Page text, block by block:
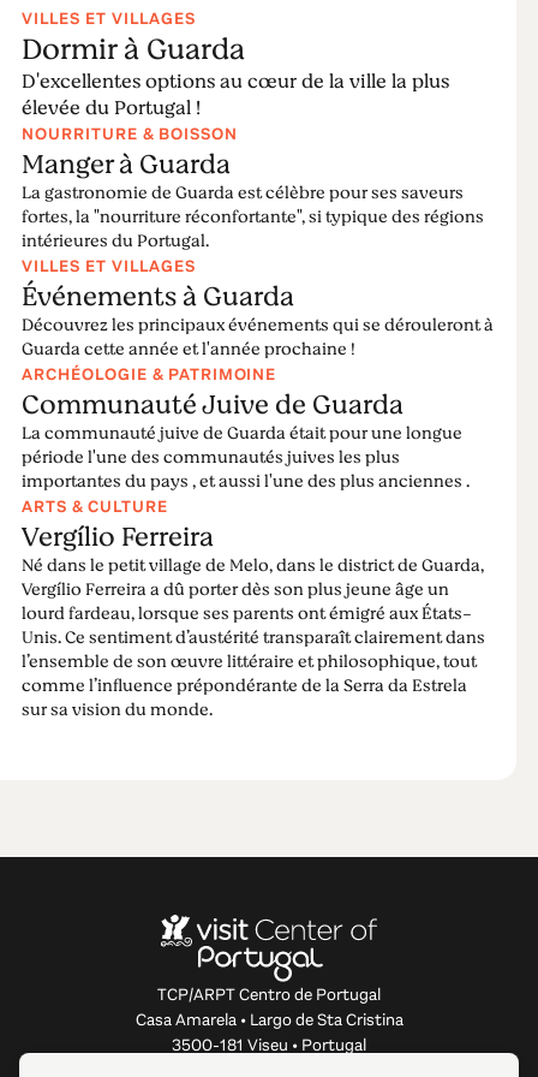
Les passages en bois du Mondego s'étendent sur 12 km
le long de la rivière Mondego et de ses affluents, et
comprennent trois ponts suspendus traversant les
paysages naturels les plus époustouflants et
lesVillages de Montagne
Pas à pas, à un seul pas de Guarda.
Lire plus
VILLES ET VILLAGES
Dormir à Guarda
D'excellentes options au cœur de la ville la plus
élevée du Portugal !
NOURRITURE & BOISSON
Manger à Guarda
La gastronomie de Guarda est célèbre pour ses saveurs
fortes, la "nourriture réconfortante", si typique des régions
intérieures du Portugal.
VILLES ET VILLAGES
Événements à Guarda
Découvrez les principaux événements qui se dérouleront à
Guarda cette année et l'année prochaine !
ARCHÉOLOGIE & PATRIMOINE
Communauté Juive de Guarda
La communauté juive de Guarda était pour une longue
période l'une des communautés juives les plus
importantes du pays , et aussi l'une des plus anciennes .
ARTS & CULTURE
Vergílio Ferreira
Né dans le petit village de Melo, dans le district de Guarda,
Vergílio Ferreira a dû porter dès son plus jeune âge un
lourd fardeau, lorsque ses parents ont émigré aux États-
Unis. Ce sentiment d’austérité transparaît clairement dans
l’ensemble de son œuvre littéraire et philosophique, tout
comme l’influence prépondérante de la Serra da Estrela
sur sa vision du monde.
TCP/ARPT Centro de Portugal
Casa Amarela • Largo de Sta Cristina
3500-181 Viseu • Portugal